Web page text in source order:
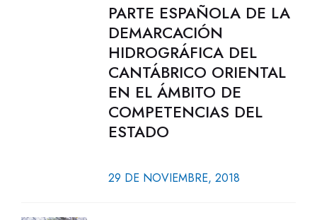
PARTE ESPAÑOLA DE LA
DEMARCACIÓN
HIDROGRÁFICA DEL
CANTÁBRICO ORIENTAL
EN EL ÁMBITO DE
COMPETENCIAS DEL
ESTADO
29 DE NOVIEMBRE, 2018